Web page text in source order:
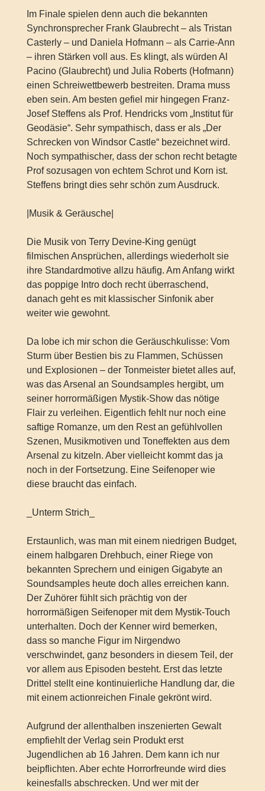
Im Finale spielen denn auch die bekannten
Synchronsprecher Frank Glaubrecht – als Tristan
Casterly – und Daniela Hofmann – als Carrie-Ann
– ihren Stärken voll aus. Es klingt, als würden Al
Pacino (Glaubrecht) und Julia Roberts (Hofmann)
einen Schreiwettbewerb bestreiten. Drama muss
eben sein. Am besten gefiel mir hingegen Franz-
Josef Steffens als Prof. Hendricks vom „Institut für
Geodäsie“. Sehr sympathisch, dass er als „Der
Schrecken von Windsor Castle“ bezeichnet wird.
Noch sympathischer, dass der schon recht betagte
Prof sozusagen von echtem Schrot und Korn ist.
Steffens bringt dies sehr schön zum Ausdruck.
|Musik & Geräusche|
Die Musik von Terry Devine-King genügt
filmischen Ansprüchen, allerdings wiederholt sie
ihre Standardmotive allzu häufig. Am Anfang wirkt
das poppige Intro doch recht überraschend,
danach geht es mit klassischer Sinfonik aber
weiter wie gewohnt.
Da lobe ich mir schon die Geräuschkulisse: Vom
Sturm über Bestien bis zu Flammen, Schüssen
und Explosionen – der Tonmeister bietet alles auf,
was das Arsenal an Soundsamples hergibt, um
seiner horrormäßigen Mystik-Show das nötige
Flair zu verleihen. Eigentlich fehlt nur noch eine
saftige Romanze, um den Rest an gefühlvollen
Szenen, Musikmotiven und Toneffekten aus dem
Arsenal zu kitzeln. Aber vielleicht kommt das ja
noch in der Fortsetzung. Eine Seifenoper wie
diese braucht das einfach.
_Unterm Strich_
Erstaunlich, was man mit einem niedrigen Budget,
einem halbgaren Drehbuch, einer Riege von
bekannten Sprechern und einigen Gigabyte an
Soundsamples heute doch alles erreichen kann.
Der Zuhörer fühlt sich prächtig von der
horrormäßigen Seifenoper mit dem Mystik-Touch
unterhalten. Doch der Kenner wird bemerken,
dass so manche Figur im Nirgendwo
verschwindet, ganz besonders in diesem Teil, der
vor allem aus Episoden besteht. Erst das letzte
Drittel stellt eine kontinuierliche Handlung dar, die
mit einem actionreichen Finale gekrönt wird.
Aufgrund der allenthalben inszenierten Gewalt
empfiehlt der Verlag sein Produkt erst
Jugendlichen ab 16 Jahren. Dem kann ich nur
beipflichten. Aber echte Horrorfreunde wird dies
keinesfalls abschrecken. Und wer mit der